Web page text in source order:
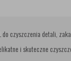
czyszczenia detali,
i skuteczne